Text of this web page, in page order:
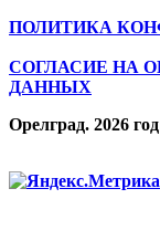
ПОЛИТИКА
СОГЛАСИЕ НА
ДАННЫХ
Орелград. 2026 год